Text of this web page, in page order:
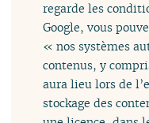
regarde les
Google, vous
« nos systèmes
contenus, y
aura lieu lors de
stockage des